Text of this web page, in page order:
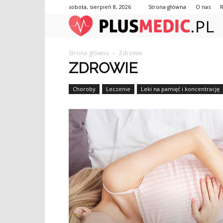
sobota, sierpień 8, 2026 Strona główna O nas
Strona główna Zdrowie
ZDROWIE
Choroby Leczenie Leki na pamięć i koncentrację